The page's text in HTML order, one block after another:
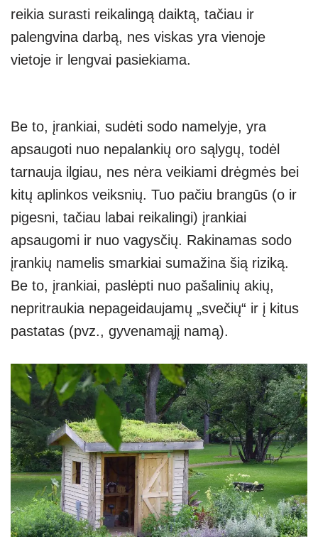
reikia surasti reikalingą daiktą, tačiau ir
palengvina darbą, nes viskas yra vienoje
vietoje ir lengvai pasiekiama.
Be to, įrankiai, sudėti sodo namelyje, yra
apsaugoti nuo nepalankių oro sąlygų, todėl
tarnauja ilgiau, nes nėra veikiami drėgmės bei
kitų aplinkos veiksnių. Tuo pačiu brangūs (o ir
pigesni, tačiau labai reikalingi) įrankiai
apsaugomi ir nuo vagysčių. Rakinamas sodo
įrankių namelis smarkiai sumažina šią riziką.
Be to, įrankiai, paslėpti nuo pašalinių akių,
nepritraukia nepageidaujamų „svečių“ ir į kitus
pastatas (pvz., gyvenamąjį namą).